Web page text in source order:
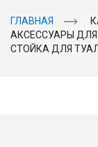
ГЛАВНАЯ
АКСЕССУАРЫ
СТОЙКА ДЛЯ